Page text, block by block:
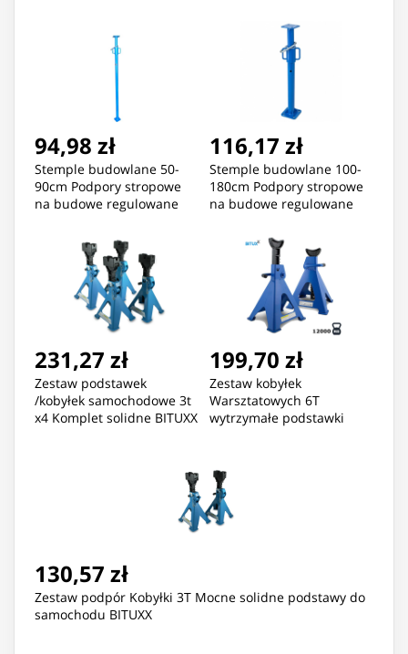
94,98 zł
Stemple budowlane 50-
90cm Podpory stropowe
na budowe regulowane
116,17 zł
Stemple budowlane 100-
180cm Podpory stropowe
na budowe regulowane
231,27 zł
Zestaw podstawek
/kobyłek samochodowe 3t
x4 Komplet solidne BITUXX
199,70 zł
Zestaw kobyłek
Warsztatowych 6T
wytrzymałe podstawki
130,57 zł
Zestaw podpór Kobyłki 3T Mocne solidne podstawy do
samochodu BITUXX